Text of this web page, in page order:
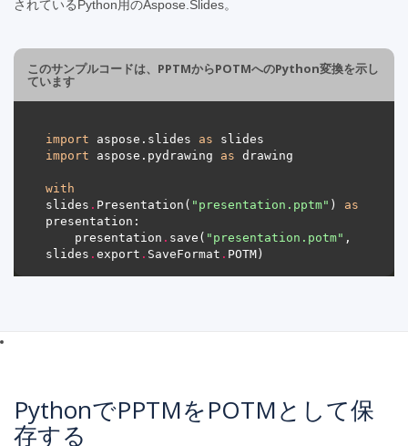
されているPython用のAspose.Slides。
このサンプルコードは、PPTMからPOTMへのPython変換を示し
ています
import aspose.slides as
import aspose.pydrawing as
with
slides . Presentation( "presentation.pptm" ) as
    presentation
. save( "presentation.potm" ,
slides . export . SaveFormat .
PythonでPPTMをPOTMとして保
存する